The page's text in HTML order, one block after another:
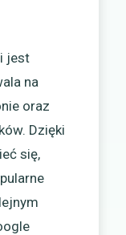
jest
na
oraz
Dzięki
się,